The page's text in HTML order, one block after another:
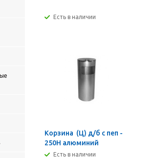
Есть в наличии
Корзина (Ц) д/б с пеп -
250Н алюминий
Есть в наличии